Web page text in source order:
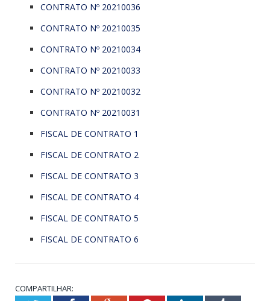
CONTRATO Nº 20210036
CONTRATO Nº 20210035
CONTRATO Nº 20210034
CONTRATO Nº 20210033
CONTRATO Nº 20210032
CONTRATO Nº 20210031
FISCAL DE CONTRATO 1
FISCAL DE CONTRATO 2
FISCAL DE CONTRATO 3
FISCAL DE CONTRATO 4
FISCAL DE CONTRATO 5
FISCAL DE CONTRATO 6
COMPARTILHAR: